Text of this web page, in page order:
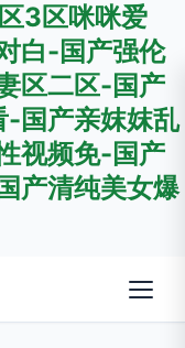
3区咪咪爱
白-国产强伦
区二区-国产
-国产亲妺妺乱
视频免-国产
产清纯美女爆